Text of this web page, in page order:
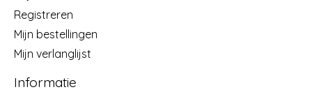
Registreren
Mijn bestellingen
Mijn verlanglijst
Informatie